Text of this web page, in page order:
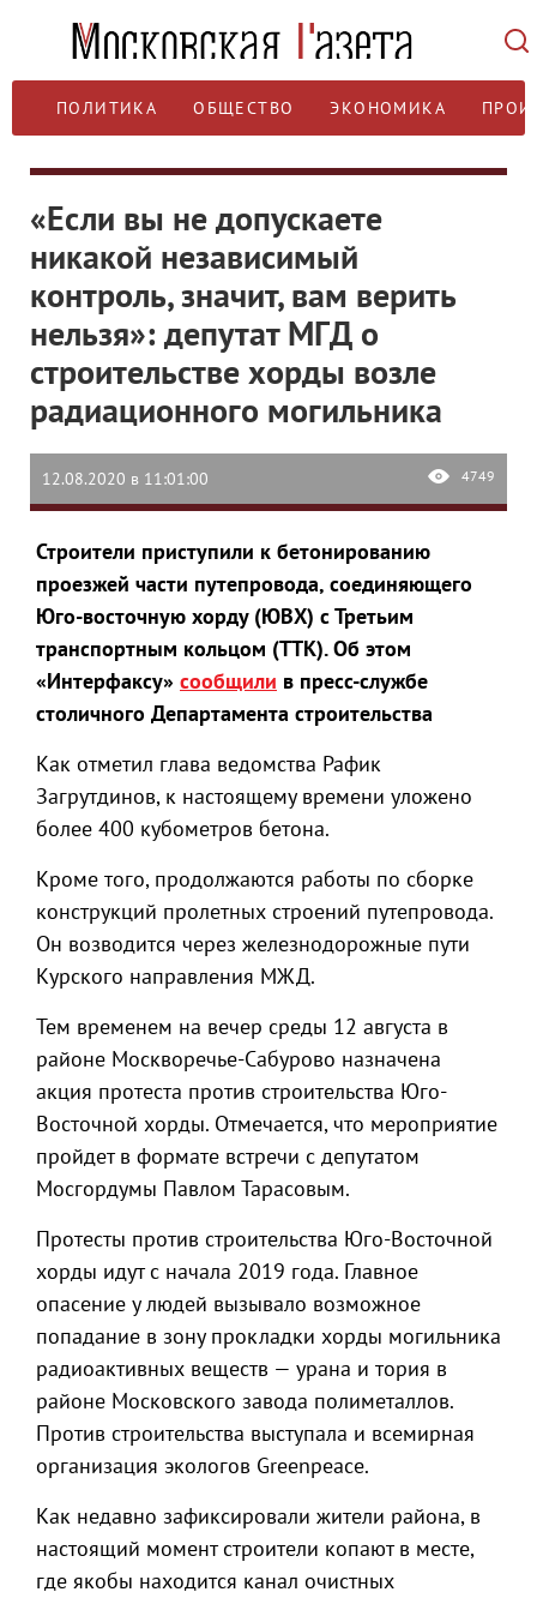
ПОЛИТИКА ОБЩЕСТВО ЭКОНОМИКА
«Если вы не допускаете
никакой независимый
контроль, значит, вам верить
нельзя»: депутат МГД о
строительстве хорды возле
радиационного могильника
12.08.2020 в 11:01:00 4749
Строители приступили к бетонированию
проезжей части путепровода, соединяющего
Юго-восточную хорду (ЮВХ) с Третьим
транспортным кольцом (ТТК). Об этом
«Интерфаксу» сообщили в пресс-службе
столичного Департамента строительства
Как отметил глава ведомства Рафик
Загрутдинов, к настоящему времени уложено
более 400 кубометров бетона.
Кроме того, продолжаются работы по сборке
конструкций пролетных строений путепровода.
Он возводится через железнодорожные пути
Курского направления МЖД.
Тем временем на вечер среды 12 августа в
районе Москворечье-Сабурово назначена
акция протеста против строительства Юго-
Восточной хорды. Отмечается, что мероприятие
пройдет в формате встречи с депутатом
Мосгордумы Павлом Тарасовым.
Протесты против строительства Юго-Восточной
хорды идут с начала 2019 года. Главное
опасение у людей вызывало возможное
попадание в зону прокладки хорды могильника
радиоактивных веществ — урана и тория в
районе Московского завода полиметаллов.
Против строительства выступала и всемирная
организация экологов Greenpeace.
Как недавно зафиксировали жители района, в
настоящий момент строители копают в месте,
где якобы находится канал очистных